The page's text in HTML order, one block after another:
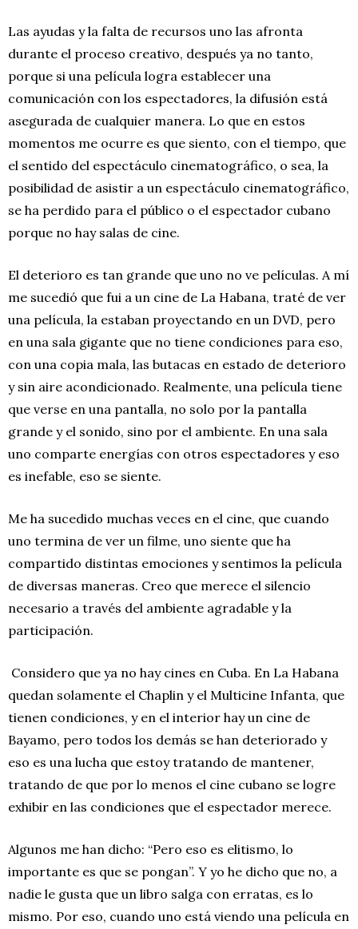
Las ayudas y la falta de recursos uno las afronta
durante el proceso creativo, después ya no tanto,
porque si una película logra establecer una
comunicación con los espectadores, la difusión está
asegurada de cualquier manera. Lo que en estos
momentos me ocurre es que siento, con el tiempo, que
el sentido del espectáculo cinematográfico, o sea, la
posibilidad de asistir a un espectáculo cinematográfico,
se ha perdido para el público o el espectador cubano
porque no hay salas de cine.
El deterioro es tan grande que uno no ve películas. A mí
me sucedió que fui a un cine de La Habana, traté de ver
una película, la estaban proyectando en un DVD, pero
en una sala gigante que no tiene condiciones para eso,
con una copia mala, las butacas en estado de deterioro
y sin aire acondicionado. Realmente, una película tiene
que verse en una pantalla, no solo por la pantalla
grande y el sonido, sino por el ambiente. En una sala
uno comparte energías con otros espectadores y eso
es inefable, eso se siente.
Me ha sucedido muchas veces en el cine, que cuando
uno termina de ver un filme, uno siente que ha
compartido distintas emociones y sentimos la película
de diversas maneras. Creo que merece el silencio
necesario a través del ambiente agradable y la
participación.
Considero que ya no hay cines en Cuba. En La Habana
quedan solamente el Chaplin y el Multicine Infanta, que
tienen condiciones, y en el interior hay un cine de
Bayamo, pero todos los demás se han deteriorado y
eso es una lucha que estoy tratando de mantener,
tratando de que por lo menos el cine cubano se logre
exhibir en las condiciones que el espectador merece.
Algunos me han dicho: “Pero eso es elitismo, lo
importante es que se pongan”. Y yo he dicho que no, a
nadie le gusta que un libro salga con erratas, es lo
mismo. Por eso, cuando uno está viendo una película en